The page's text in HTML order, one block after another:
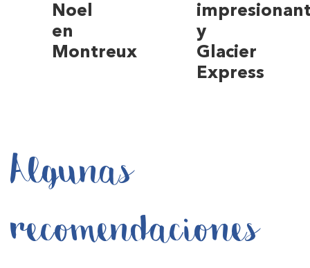
Noel
en
Montreux
y
Glacier
Express
Algunas
recomendaciones